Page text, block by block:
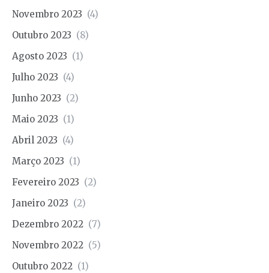
Novembro 2023 (4)
Outubro 2023 (8)
Agosto 2023 (1)
Julho 2023 (4)
Junho 2023 (2)
Maio 2023 (1)
Abril 2023 (4)
Março 2023 (1)
Fevereiro 2023 (2)
Janeiro 2023 (2)
Dezembro 2022 (7)
Novembro 2022 (5)
Outubro 2022 (1)